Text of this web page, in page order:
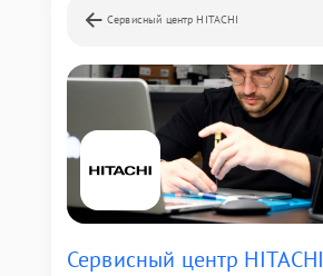
Сервисный центр HITACHI
Сервисный центр HITACHI